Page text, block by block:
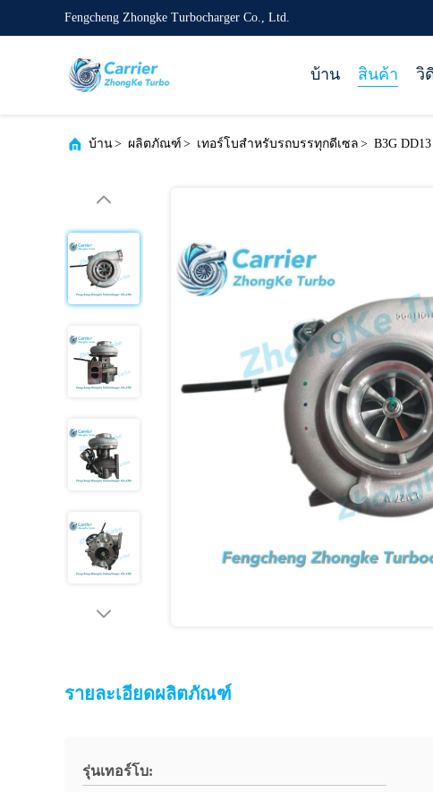
Fengcheng Zhongke Turbocharger Co., Ltd.
บ้าน สินค้า วิ
บ้าน> ผลิตภัณฑ์ > เทอร์โบสำหรับรถบรรทุกดีเซล > B3G DD13
รายละเอียดผลิตภัณฑ์
รุ่นเทอร์โบ: